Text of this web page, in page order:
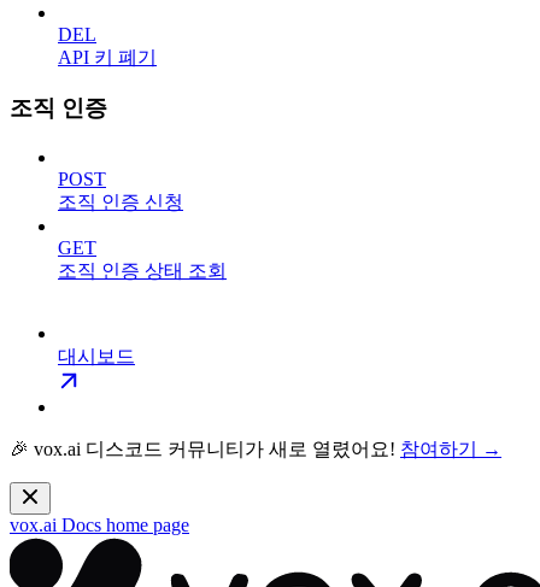
DEL
API 키 폐기
조직 인증
POST
조직 인증 신청
GET
조직 인증 상태 조회
대시보드
🎉 vox.ai 디스코드 커뮤니티가 새로 열렸어요! 참여하기 →
vox.ai Docs home page